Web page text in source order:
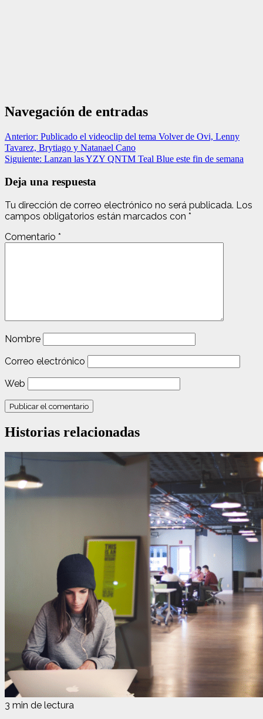
Navegación de entradas
Anterior: Publicado el videoclip del tema Volver de Ovi, Lenny
Tavarez, Brytiago y Natanael Cano
Siguiente: Lanzan las YZY QNTM Teal Blue este fin de semana
Deja una respuesta
Tu dirección de correo electrónico no será publicada. Los
campos obligatorios están marcados con *
Comentario *
Nombre
Correo electrónico
Web
Historias relacionadas
3 min de lectura